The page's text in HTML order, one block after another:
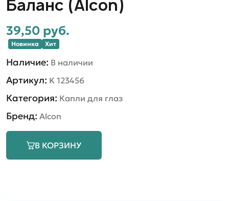
Баланс (Alcon)
39,50 руб.
Новинка Хит
Наличие: В наличии
Артикул: K 123456
Категория: Капли для глаз
Бренд: Alcon
В КОРЗИНУ